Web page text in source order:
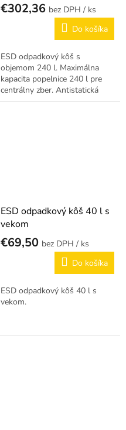
€302,36
/ ks
Do košíka
ESD odpadkový kôš s
objemom 240 l. Maximálna
kapacita popelnice 240 l pre
centrálny zber. Antistatická
úprava chráni citlivé súčiastky v
ESD odpadkový kôš 40 l s
vekom
€69,50
/ ks
Do košíka
ESD odpadkový kôš 40 l s
vekom.